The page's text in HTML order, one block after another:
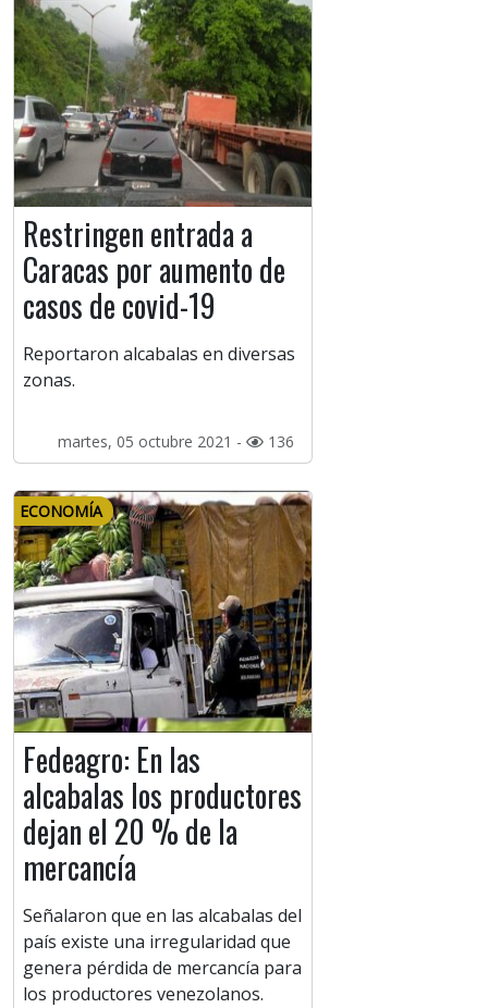
Restringen entrada a
Caracas por aumento de
casos de covid-19
Reportaron alcabalas en diversas
zonas.
martes, 05 octubre 2021 - 136
ECONOMÍA
Fedeagro: En las
alcabalas los productores
dejan el 20 % de la
mercancía
Señalaron que en las alcabalas del
país existe una irregularidad que
genera pérdida de mercancía para
los productores venezolanos.